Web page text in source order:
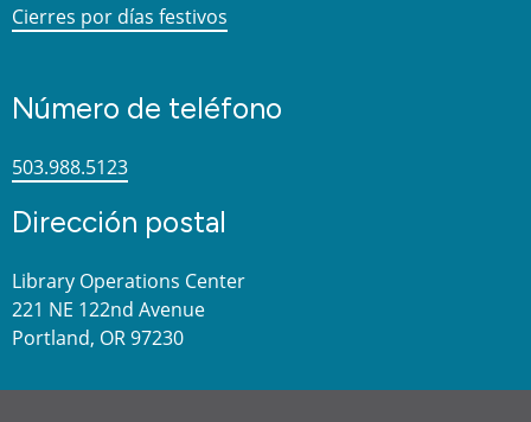
Cierres por días festivos
Número de teléfono
503.988.5123
Dirección postal
Library Operations Center
221 NE 122nd Avenue
Portland, OR 97230